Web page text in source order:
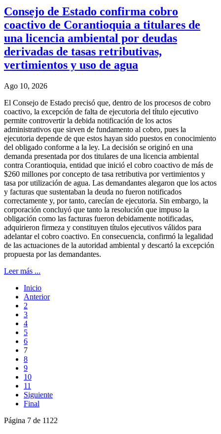
Consejo de Estado confirma cobro
coactivo de Corantioquia a titulares de
una licencia ambiental por deudas
derivadas de tasas retributivas,
vertimientos y uso de agua
Ago 10, 2026
El Consejo de Estado precisó que, dentro de los procesos de cobro
coactivo, la excepción de falta de ejecutoria del título ejecutivo
permite controvertir la debida notificación de los actos
administrativos que sirven de fundamento al cobro, pues la
ejecutoria depende de que estos hayan sido puestos en conocimiento
del obligado conforme a la ley. La decisión se originó en una
demanda presentada por dos titulares de una licencia ambiental
contra Corantioquia, entidad que inició el cobro coactivo de más de
$260 millones por concepto de tasa retributiva por vertimientos y
tasa por utilización de agua. Las demandantes alegaron que los actos
y facturas que sustentaban la deuda no fueron notificados
correctamente y, por tanto, carecían de ejecutoria. Sin embargo, la
corporación concluyó que tanto la resolución que impuso la
obligación como las facturas fueron debidamente notificadas,
adquirieron firmeza y constituyen títulos ejecutivos válidos para
adelantar el cobro coactivo. En consecuencia, confirmó la legalidad
de las actuaciones de la autoridad ambiental y descartó la excepción
propuesta por las demandantes.
Leer más ...
Inicio
Anterior
2
3
4
5
6
7
8
9
10
11
Siguiente
Final
Página 7 de 1122